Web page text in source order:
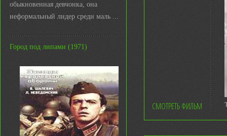
обыкновенная девчонка, она
неформальный лидер среди маль ...
Город под липами (1971)
СМОТРЕТЬ ФИЛЬМ